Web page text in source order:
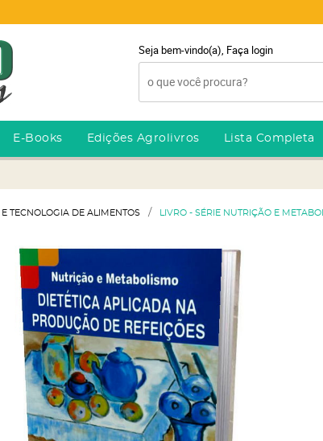
Seja bem-vindo(a), Faça login
E-Books Edições Agrolivros Lista Completa
E TECNOLOGIA DE ALIMENTOS LIVRO - SÉRIE NUTRIÇÃO E